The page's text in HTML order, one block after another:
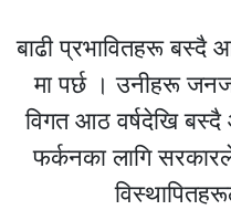
बाढी प्रभावितहरू बस्दै
मा पर्छ । उनीहरू
विगत आठ वर्षदेखि
फर्कनका लागि